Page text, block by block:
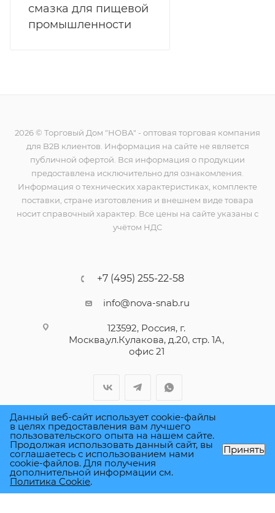
смазка для пищевой
промышленности
2026 © Торговый Дом "НОВА" - оптовая торговая компания
для B2B клиентов. Информация на сайте не является
публичной офертой. Вся информация о продукции
предоставлена исключительно для ознакомления.
Информация о технических характеристиках, комплекте
поставки, стране изготовления и внешнем виде товара
носит справочный характер. Все цены на сайте указаны с
учётом НДС
+7 (495) 255-22-58
info@nova-snab.ru
123592, Россия, г.
Москва,ул.Кулакова, д.20, стр. 1А,
офис 21
ПОЛИТИКА КОНФИДЕНЦИАЛЬНОСТИ
Данный веб-сайт использует cookie-файлы
в целях предоставления вам лучшего
пользовательского опыта на нашем сайте.
Продолжая использовать данный сайт, вы
соглашаетесь с использованием нами
cookie-файлов. Для получения
дополнительной информации см.
Политика Cookie.
Принять